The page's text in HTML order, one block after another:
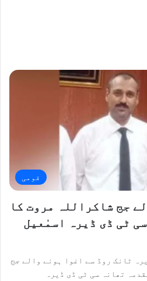
قومی
جج شاکراللہ مروت کا
ٹی ڈی ڈیرہ اسمٰعیل
ٹانک روڈ سے اغوا ہونے والے جج
تھانہ سی ٹی ڈی ڈیرہ